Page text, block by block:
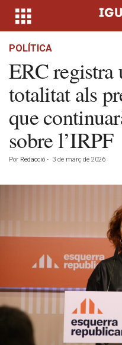
POLÍTICA
ERC registra
totalitat als
que
sobre l’IRPF
Por Redacció - 3 de març de 2026